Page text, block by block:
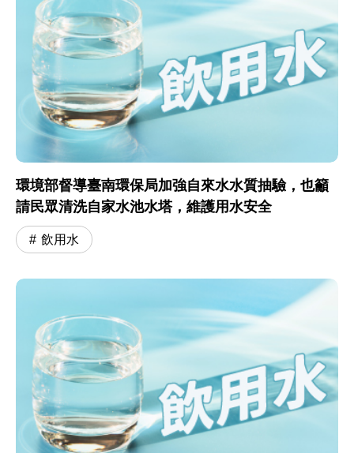
環境部督導臺南環保局加強自來水水質抽驗，也籲
請民眾清洗自家水池水塔，維護用水安全
飲用水